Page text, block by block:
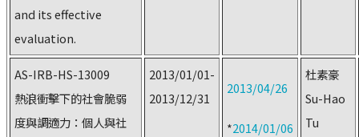
and its effective
evaluation.
AS-IRB-HS-13009
熱浪衝擊下的社會脆弱
度與調適力：個人與社
2013/01/01-
2013/12/31
2013/04/26
*2014/01/06
杜素豪
Su-Hao
Tu